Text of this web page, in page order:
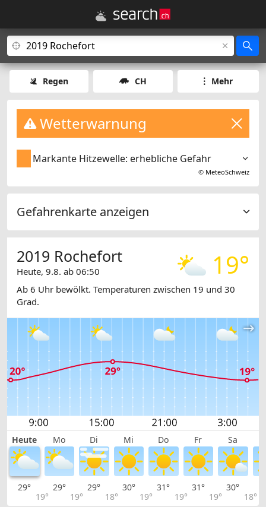
Regen CH Mehr
Wetterwarnung
Markante Hitzewelle: erhebliche Gefahr
© MeteoSchweiz
Gefahrenkarte anzeigen
19°
2019 Rochefort
Heute, 9.8. ab 06:50
Ab 6 Uhr bewölkt. Temperaturen zwischen 19 und 30
Grad.
Heute Mo Di Mi Do Fr Sa
29°
19°
29°
19°
29°
18°
30°
19°
31°
19°
31°
19°
30°
18°